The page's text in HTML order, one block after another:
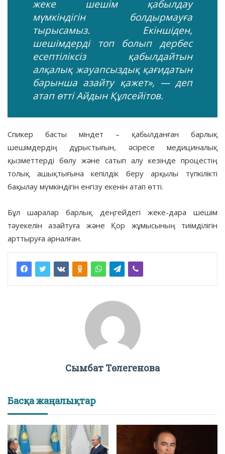
жеке шешім қабылдау
мүмкіндігін болдырмауға
тырысамыз. Екіншіден,
шешімдерді топ болып дербес
есептіліксіз қабылдайтын
алқалық жауапсыздық қағидатын
барынша азайту қажет», — деп
атап өтті Айдын Құлсейітов.
Спикер басты міндет – қабылданған барлық
шешімдердің дұрыстығын, әсіресе медициналық
қызметтерді бөлу және сатып алу кезінде процестің
толық ашықтығына кепілдік беру арқылы түпкілікті
бақылау мүмкіндігін енгізу екенін атап өтті.
Бұл шаралар барлық деңгейдегі жеке-дара шешім
тәуекелін азайтуға және Қор жұмысының тиімділігін
арттыруға арналған.
Сымбат Төлегенова
Басқа жаңалықтар